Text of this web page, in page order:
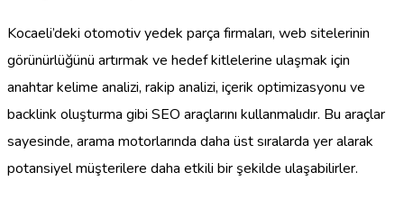
Kocaeli’deki otomotiv yedek parça firmaları, web sitelerinin
görünürlüğünü artırmak ve hedef kitlelerine ulaşmak için
anahtar kelime analizi, rakip analizi, içerik optimizasyonu ve
backlink oluşturma gibi SEO araçlarını kullanmalıdır. Bu araçlar
sayesinde, arama motorlarında daha üst sıralarda yer alarak
potansiyel müşterilere daha etkili bir şekilde ulaşabilirler.